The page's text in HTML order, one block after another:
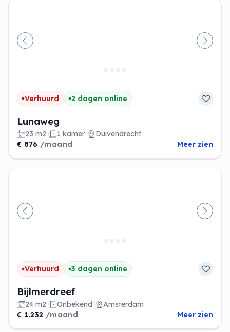
Vorige
Verhuurd 2 dagen online
Lunaweg
23 m2 1 kamer
Duivendrecht
€ 876 /maand Meer zien
Vorige
Verhuurd 3 dagen online
Bijlmerdreef
24 m2 Onbekend
Amsterdam
€ 1.232 /maand Meer zien